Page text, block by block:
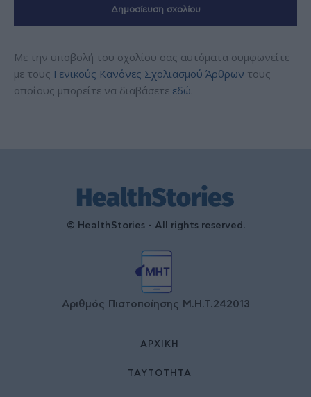
Με την υποβολή του σχολίου σας αυτόματα συμφωνείτε
με τους Γενικούς Κανόνες Σχολιασμού Άρθρων τους
οποίους μπορείτε να διαβάσετε εδώ.
© HealthStories - All rights reserved.
Αριθμός Πιστοποίησης Μ.Η.Τ.242013
ΑΡΧΙΚΉ
ΤΑΥΤΌΤΗΤΑ